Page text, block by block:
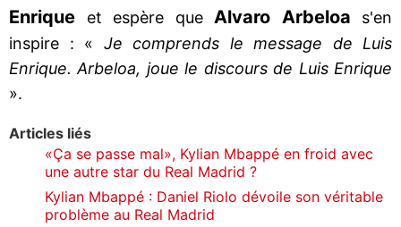
Enrique et espère que Alvaro Arbeloa s'en
inspire : « Je comprends le message de Luis
Enrique. Arbeloa, joue le discours de Luis Enrique
».
Articles liés
«Ça se passe mal», Kylian Mbappé en froid avec
une autre star du Real Madrid ?
Kylian Mbappé : Daniel Riolo dévoile son véritable
problème au Real Madrid